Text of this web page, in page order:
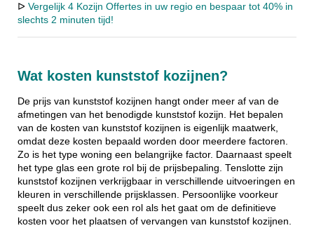
ᐅ Vergelijk 4 Kozijn Offertes in uw regio en bespaar tot 40% in
slechts 2 minuten tijd!
Wat kosten kunststof kozijnen?
De prijs van kunststof kozijnen hangt onder meer af van de
afmetingen van het benodigde kunststof kozijn. Het bepalen
van de kosten van kunststof kozijnen is eigenlijk maatwerk,
omdat deze kosten bepaald worden door meerdere factoren.
Zo is het type woning een belangrijke factor. Daarnaast speelt
het type glas een grote rol bij de prijsbepaling. Tenslotte zijn
kunststof kozijnen verkrijgbaar in verschillende uitvoeringen en
kleuren in verschillende prijsklassen. Persoonlijke voorkeur
speelt dus zeker ook een rol als het gaat om de definitieve
kosten voor het plaatsen of vervangen van kunststof kozijnen.